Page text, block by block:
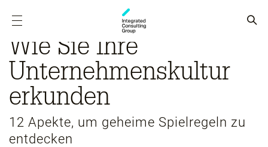
Wie Sie Ihre
Unternehmenskultur
erkunden
12 Apekte, um geheime Spielregeln zu
entdecken